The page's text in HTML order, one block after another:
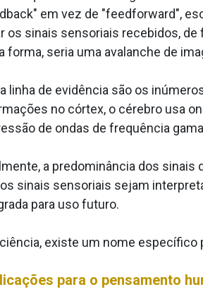
em vez de "feedforward",
os sinais sensoriais recebidos,
forma, seria uma avalanche de
linha de evidência são os
no córtex, o cérebro usa
de ondas de frequência
a predominância dos
sinais sensoriais sejam
para uso futuro.
existe um nome específico
para o pensamento